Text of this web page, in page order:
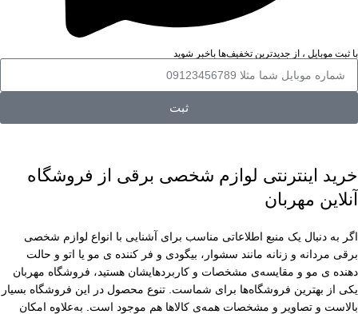
با ثبت موبایل ، از جدید‌ترین تخفیف‌ها با‌خبر شوید
ثبت
خرید اینترنتی لوازم شخصی برقی از فروشگاه
آنلاین مهربان
اگر به دنبال یک منبع اطلاعاتی مناسب برای آشنایی با انواع لوازم شخصی
برقی مردانه و زنانه مانند سشوار، بیگودی و فر کننده ی مو یا اتو و حالت
دهنده ی مو و مقایسه‌ی مشخصات و کاربردهایشان هستید، فروشگاه مهربان
یکی از بهترین فروشگاه‌ها برای شماست. تنوع محصول در این فروشگاه بسیار
بالاست و تصاویر و مشخصات همه‌ی کالاها هم موجود است. به‌علاوه امکان